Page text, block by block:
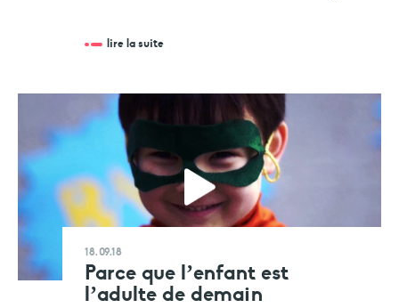
lire la suite
18.09.18
Parce que l’enfant est
l’adulte de demain